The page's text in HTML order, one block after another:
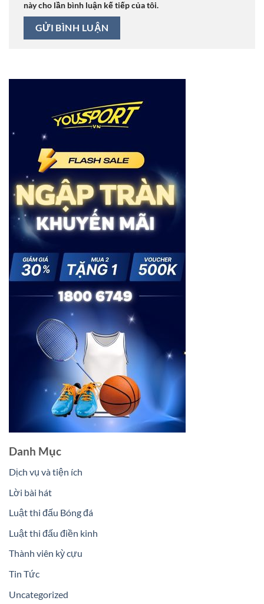
này cho lần bình luận kế tiếp của tôi.
Danh Mục
Dịch vụ và tiện ích
Lời bài hát
Luật thi đấu Bóng đá
Luật thi đấu điền kinh
Thành viên kỳ cựu
Tin Tức
Uncategorized